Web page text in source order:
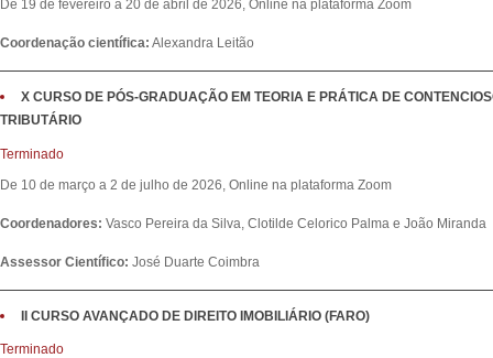
De 19 de fevereiro a 20 de abril de 2026, Online na plataforma Zoom
Coordenação científica: Alexandra Leitão
X CURSO DE PÓS-GRADUAÇÃO EM TEORIA E PRÁTICA DE
TRIBUTÁRIO
Terminado
De 10 de março a 2 de julho de 2026, Online na plataforma Zoom
Coordenadores: Vasco Pereira da Silva, Clotilde Celorico Palma e João Miranda
Assessor Científico: José Duarte Coimbra
II CURSO AVANÇADO DE DIREITO IMOBILIÁRIO (FARO)
Terminado